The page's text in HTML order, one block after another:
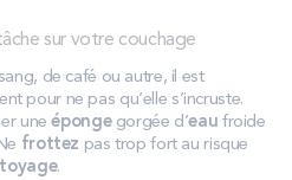
sur votre couchage
de café ou autre, il est
pour ne pas qu’elle s’incruste.
uneépongegorgée d’eau froide
frottez pas trop fort au risque
.